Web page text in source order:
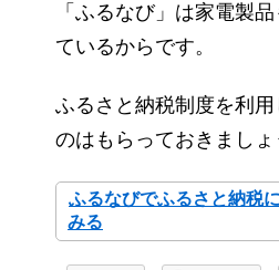
「ふるなび」は家電製
ているからです。
ふるさと納税制度を利
のはもらっておきましょ
ふるなびでふるさと納税
みる